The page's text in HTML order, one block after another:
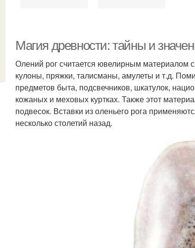
Магия древности: тайны и
Олений рог считается ювелирным материалом
кулоны, пряжки, талисманы, амулеты и т.д.
предметов быта, подсвечников, шкатулок,
кожаных и меховых куртках. Также этот
подвесок. Вставки из оленьего рога
несколько столетий назад.